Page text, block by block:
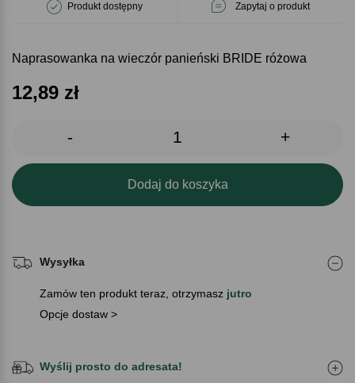
Produkt dostępny Zapytaj o produkt
Naprasowanka na wieczór panieński BRIDE różowa
12,89 zł
- +
Dodaj do koszyka
Wysyłka
Zamów ten produkt teraz, otrzymasz jutro
Opcje dostaw >
Wyślij prosto do adresata!